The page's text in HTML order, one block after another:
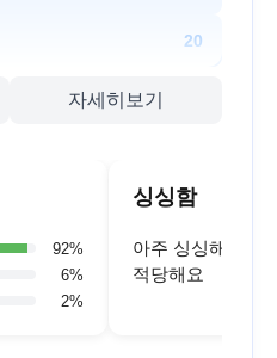
20
자세히보기
92%
6%
2%
싱싱함
아주 싱싱해요
적당해요